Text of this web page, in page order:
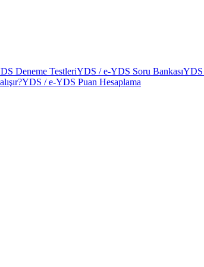
Deneme TestleriYDS / e-YDS Soru BankasıYDS
YDS / e-YDS Puan Hesaplama